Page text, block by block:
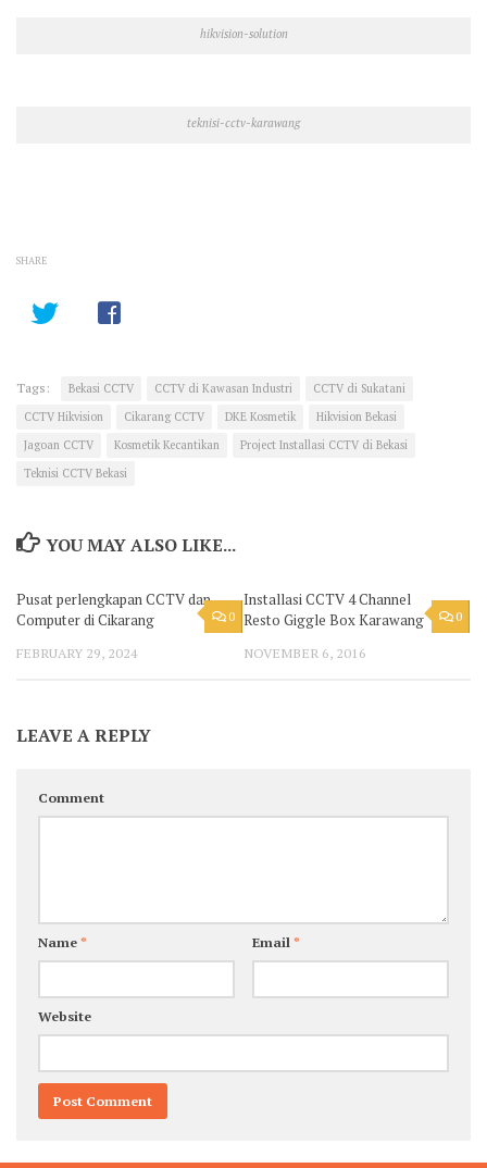
hikvision-solution
teknisi-cctv-karawang
SHARE
Tags: Bekasi CCTV CCTV di Kawasan Industri
CCTV di Sukatani
CCTV Hikvision
Cikarang CCTV DKE Kosmetik
Hikvision Bekasi
Jagoan CCTV
Kosmetik Kecantikan
Project Installasi CCTV di Bekasi
Teknisi CCTV Bekasi
YOU MAY ALSO LIKE...
0
Pusat perlengkapan CCTV dan
Computer di Cikarang
FEBRUARY 29, 2024
0
Installasi CCTV 4 Channel
Resto Giggle Box Karawang
NOVEMBER 6, 2016
LEAVE A REPLY
Comment
Name* Email*
Website